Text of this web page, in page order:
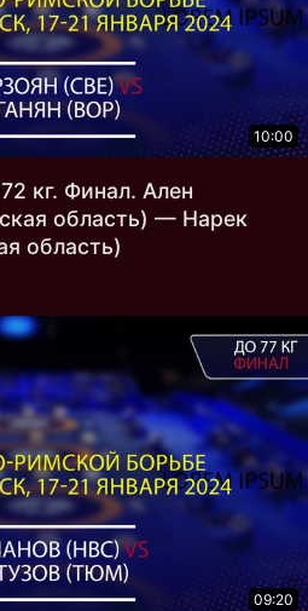
10:00
кг. Финал. Ален
область) — Нарек
область)
09:20